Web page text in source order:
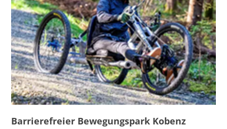
Barrierefreier Bewegungspark Kobenz